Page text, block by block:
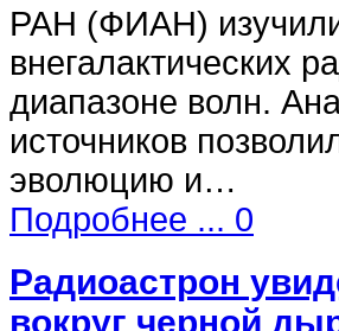
РАН (ФИАН) изучили
внегалактических
диапазоне волн.
источников
эволюцию и…
Подробнее ... 0
Радиоастрон
вокруг черной